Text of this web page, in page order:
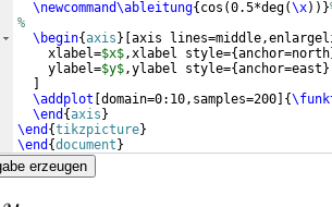
\newcommand\ableitung{ cos (0.5*deg(\x))}
%
\begin{axis } axis
    xlabel=
$x$,xlabel style={anchor=north
    ylabel=
$y$,ylabel style={anchor=east }
\addplot domain=0:10,samples=200 {
\end {axis }
\end {tikzpicture}
\end {document }
erzeugen